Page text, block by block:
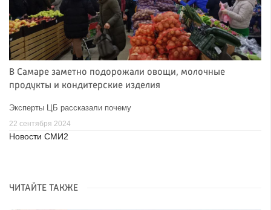
В Самаре заметно подорожали овощи, молочные
продукты и кондитерские изделия
Эксперты ЦБ рассказали почему
22 сентября 2024
Новости СМИ2
ЧИТАЙТЕ ТАКЖЕ